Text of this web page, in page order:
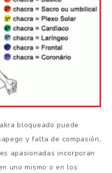
bloqueado puede
y falta de compasión,
apasionadas incorporan
uno mismo o en los